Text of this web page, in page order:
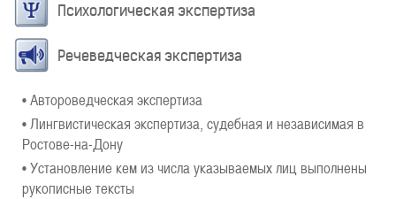
Психологическая экспертиза
Речеведческая экспертиза
• Автороведческая экспертиза
• Лингвистическая экспертиза, судебная и независимая в
Ростове-на-Дону
• Установление кем из числа указываемых лиц выполнены
рукописные тексты